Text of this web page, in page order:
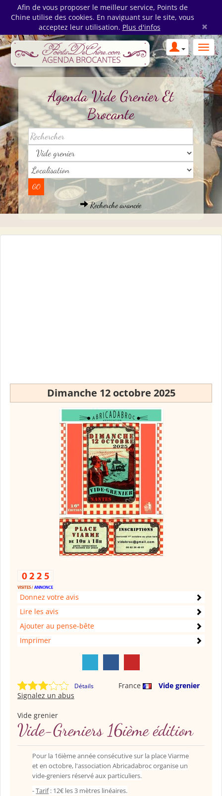
Afin de vous proposer le meilleur service, Points de
Chine utilise des cookies. En naviguant sur le site, vous
acceptez leur utilisation. Plus d'infos ×
Agenda Vide Grenier Et
Brocante
Recherche avancée
Dimanche 12 octobre 2025
Donnez votre avis
Lire les avis
Ajouter au pense-bête
Imprimer
Détails France
Vide grenier
Signalez un abus
Vide grenier
Vide-Greniers 16ième édition
Pour la 16ième année consécutive sur la place Viarme
et en octobre, l'association Abricadabroc organise un
vide-greniers réservé aux particuliers.
-Tarif: 12€ les 3 mètres linéaires.